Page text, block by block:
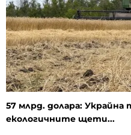
57 млрд. долара: Украйна
екологичните щети...